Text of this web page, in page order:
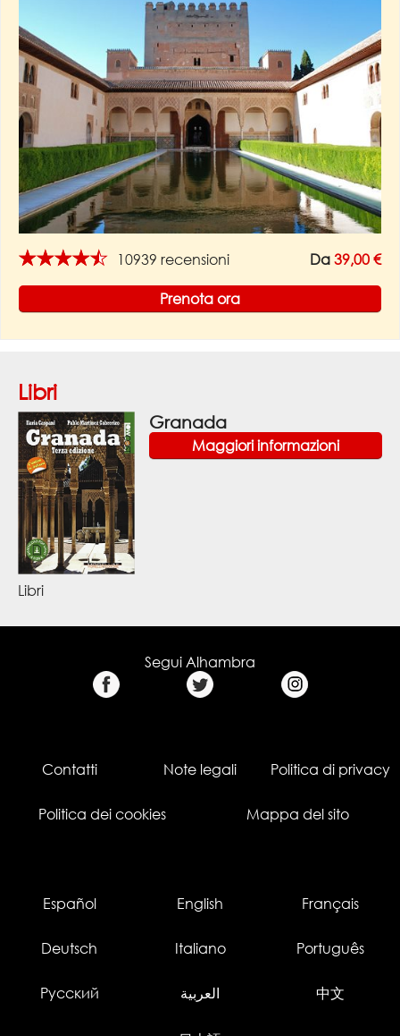
★★★★★ 10939 recensioni Da 39,00 €
Prenota ora
Libri
Granada
Maggiori informazioni
Libri
Segui Alhambra
Contatti Note legali Politica di privacy
Politica dei cookies Mappa del sito
Español English Français
Deutsch Italiano Português
Русский العربية 中文